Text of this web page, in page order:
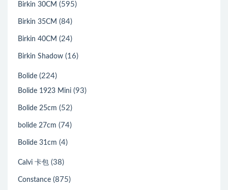
Birkin 30CM (595)
Birkin 35CM (84)
Birkin 40CM (24)
Birkin Shadow (16)
Bolide (224)
Bolide 1923 Mini (93)
Bolide 25cm (52)
bolide 27cm (74)
Bolide 31cm (4)
Calvi 卡包 (38)
Constance (875)